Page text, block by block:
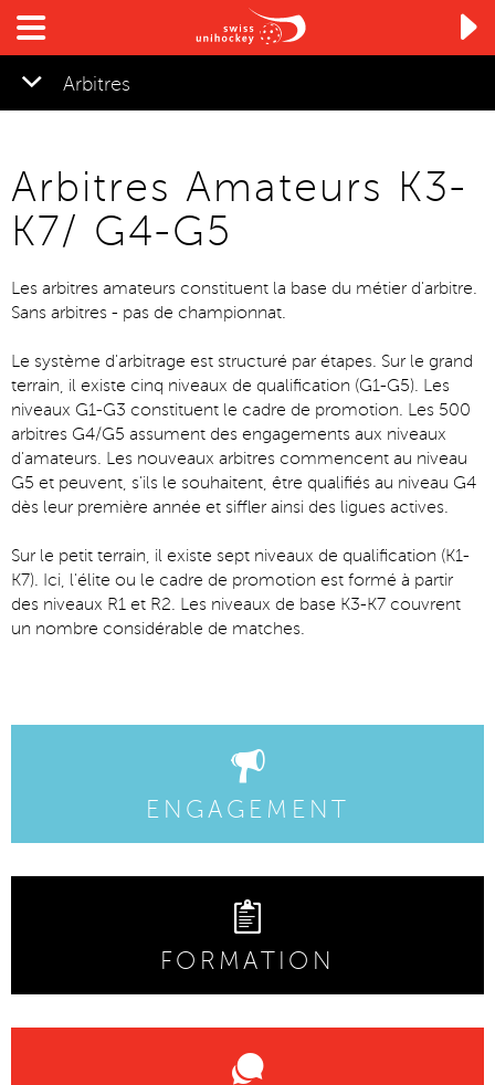

Arbitres
Arbitres Amateurs K3-
K7/ G4-G5
Les arbitres amateurs constituent la base du métier d'arbitre.
Sans arbitres - pas de championnat.
Le système d'arbitrage est structuré par étapes. Sur le grand
terrain, il existe cinq niveaux de qualification (G1-G5). Les
niveaux G1-G3 constituent le cadre de promotion. Les 500
arbitres G4/G5 assument des engagements aux niveaux
d'amateurs. Les nouveaux arbitres commencent au niveau
G5 et peuvent, s'ils le souhaitent, être qualifiés au niveau G4
dès leur première année et siffler ainsi des ligues actives.
Sur le petit terrain, il existe sept niveaux de qualification (K1-
K7). Ici, l'élite ou le cadre de promotion est formé à partir
des niveaux R1 et R2. Les niveaux de base K3-K7 couvrent
un nombre considérable de matches.
ENGAGEMENT
FORMATION